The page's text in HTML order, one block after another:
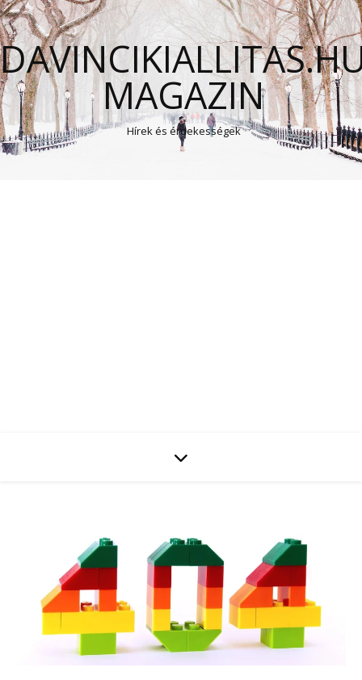
MAGAZIN
Hírek és érdekességek